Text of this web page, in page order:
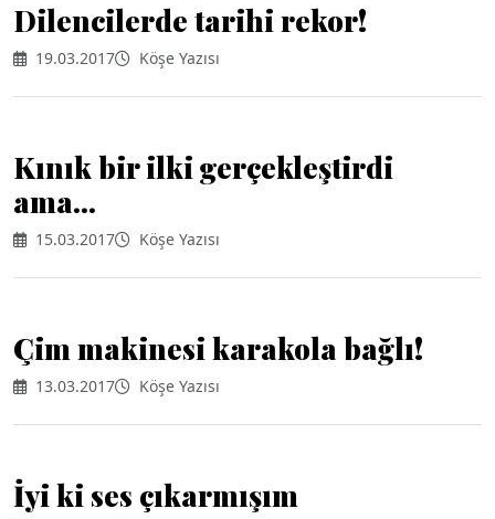
Dilencilerde tarihi rekor!
19.03.2017 Köşe Yazısı
Kınık bir ilki gerçekleştirdi
ama...
15.03.2017 Köşe Yazısı
Çim makinesi karakola bağlı!
13.03.2017 Köşe Yazısı
İyi ki ses çıkarmışım